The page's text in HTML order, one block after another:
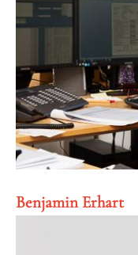
Benjamin Erhart